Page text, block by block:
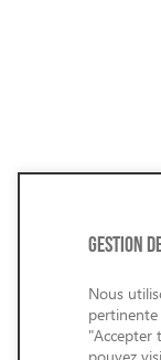
GESTION
Nous
pertinente
"Accepter
pouvez